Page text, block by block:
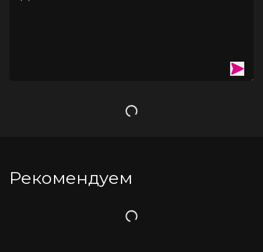
Загрузка
Рекомендуем
Загрузка